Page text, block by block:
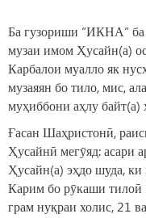
Ба гузориши “ИКНА” ба
музаи имом Ҳусайн(а)
Карбалои муалло як
музаяян бо тило, мис,
муҳиббони аҳлу байт(а)
Ғасан Шаҳристонӣ,
Ҳусайнӣ мегӯяд: асари
Ҳусайн(а) эҳдо шуда, ки
Карим бо рӯкаши тилоӣ
грам нуқраи холис, 21